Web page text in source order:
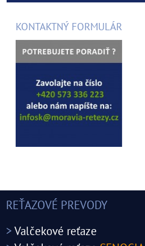
KONTAKTNÝ FORMULÁR
REŤAZOVÉ PREVODY
> Valčekové reťaze